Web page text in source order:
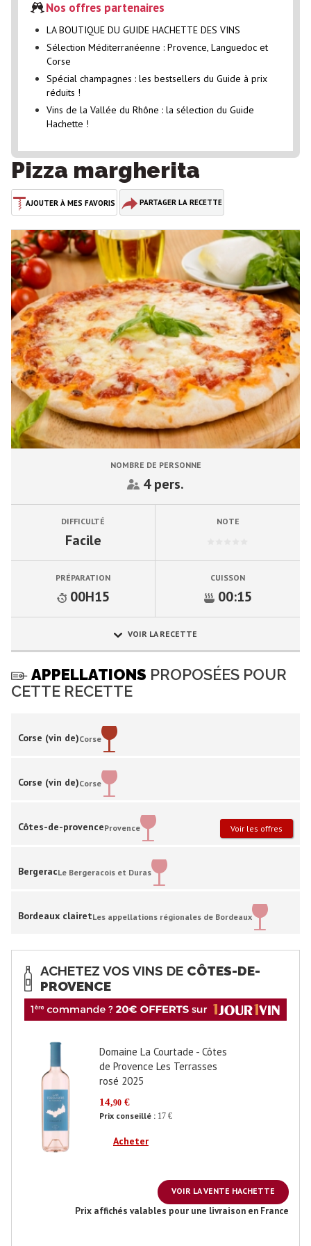
Nos offres partenaires
LA BOUTIQUE DU GUIDE HACHETTE DES VINS
Sélection Méditerranéenne : Provence, Languedoc et
Corse
Spécial champagnes : les bestsellers du Guide à prix
réduits !
Vins de la Vallée du Rhône : la sélection du Guide
Hachette !
Pizza margherita
PARTAGER LA RECETTE
AJOUTER À MES FAVORIS
NOMBRE DE PERSONNE
4 pers.
DIFFICULTÉ
Facile
NOTE
PRÉPARATION
00H15
CUISSON
00:15
VOIR LA RECETTE
APPELLATIONS PROPOSÉES POUR
CETTE RECETTE
Corse (vin de)Corse
Corse (vin de)Corse
Côtes-de-provenceProvence Voir les offres
BergeracLe Bergeracois et Duras
Bordeaux clairetLes appellations régionales de Bordeaux
ACHETEZ VOS VINS DE CÔTES-DE-
PROVENCE
Domaine La Courtade - Côtes
de Provence Les Terrasses
rosé 2025
14,90€
Prix conseillé : 17 €
Acheter
Prix affichés valables pour une livraison en France
VOIR LA VENTE HACHETTE